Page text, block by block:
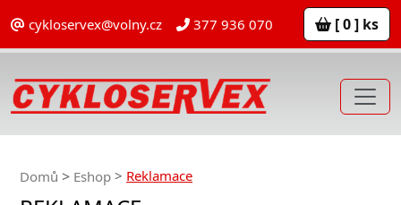
cykloservex@volny.cz 377 936 070 [ 0 ] ks
Domů Eshop Reklamace